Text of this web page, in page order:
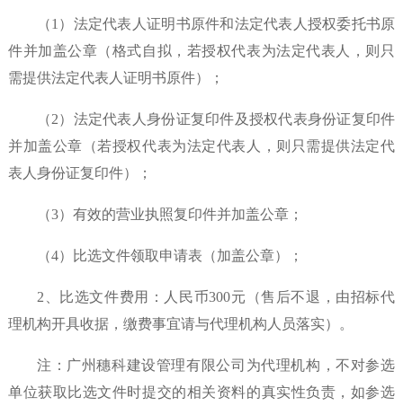
（1）法定代表人证明书原件和法定代表人授权委托书原
件并加盖公章（格式自拟，若授权代表为法定代表人，则只
需提供法定代表人证明书原件）；
（2）法定代表人身份证复印件及授权代表身份证复印件
并加盖公章（若授权代表为法定代表人，则只需提供法定代
表人身份证复印件）；
（3）有效的营业执照复印件并加盖公章；
（4）比选文件领取申请表（加盖公章）；
2、比选文件费用：人民币300元（售后不退，由招标代
理机构开具收据，缴费事宜请与代理机构人员落实）。
注：广州穗科建设管理有限公司为代理机构，不对参选
单位获取比选文件时提交的相关资料的真实性负责，如参选